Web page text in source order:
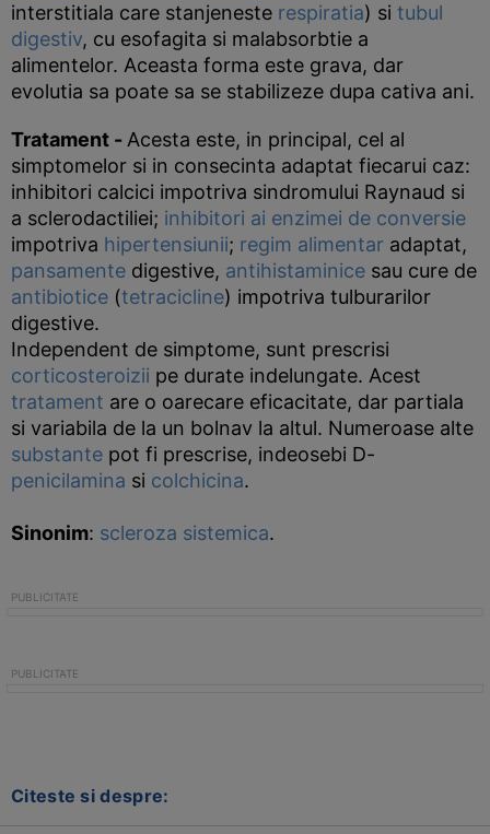
interstitiala care stanjeneste respiratia) si tubul
digestiv, cu esofagita si malabsorbtie a
alimentelor. Aceasta forma este grava, dar
evolutia sa poate sa se stabilizeze dupa cativa ani.
Tratament - Acesta este, in principal, cel al
simptomelor si in consecinta adaptat fiecarui caz:
inhibitori calcici impotriva sindromului Raynaud si
a sclerodactiliei; inhibitori ai enzimei de conversie
impotriva hipertensiunii; regim alimentar adaptat,
pansamente digestive, antihistaminice sau cure de
antibiotice (tetracicline) impotriva tulburarilor
digestive.
Independent de simptome, sunt prescrisi
corticosteroizii pe durate indelungate. Acest
tratament are o oarecare eficacitate, dar partiala
si variabila de la un bolnav la altul. Numeroase alte
substante pot fi prescrise, indeosebi D-
penicilamina si colchicina.
Sinonim: scleroza sistemica.
Citeste si despre: